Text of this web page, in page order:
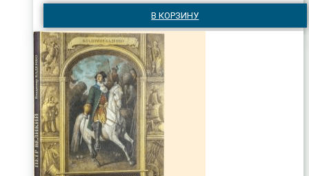
В КОРЗИНУ